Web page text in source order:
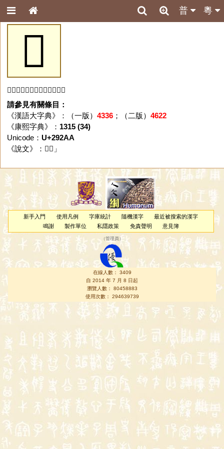
粵
普
𩊪
「𩊪」字未收錄於本資料庫。
請參見有關條目：
《漢語大字典》：（一版） 4336；（二版） 4622
《康熙字典》： 1315 (34)
Unicode： U+292AA
《說文》：「 𩊪 」
新手入門 使用凡例 字庫統計 隨機漢字
最近被搜索的漢字
鳴謝
製作單位 私隱政策 免責聲明 意見簿
（管理員 ）
在線人數： 3409
自 2014 年 7 月 8 日起
瀏覽人數： 80458883
使用次數： 294639739